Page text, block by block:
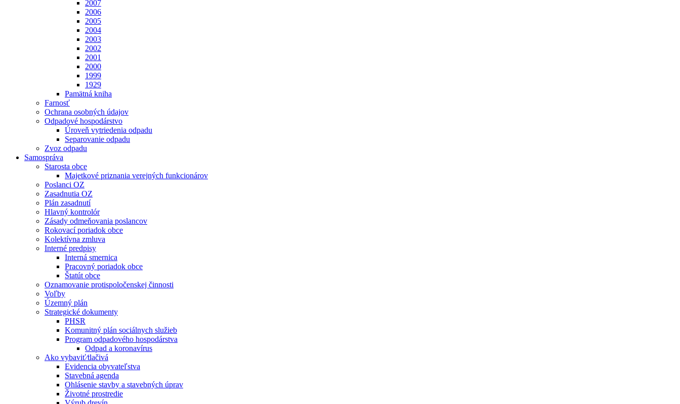
2007
2006
2005
2004
2003
2002
2001
2000
1999
1929
Pamätná kniha
Farnosť
Ochrana osobných údajov
Odpadové hospodárstvo
Úroveň vytriedenia odpadu
Separovanie odpadu
Zvoz odpadu
Samospráva
Starosta obce
Majetkové priznania verejných funkcionárov
Poslanci OZ
Zasadnutia OZ
Plán zasadnutí
Hlavný kontrolór
Zásady odmeňovania poslancov
Rokovací poriadok obce
Kolektívna zmluva
Interné predpisy
Interná smernica
Pracovný poriadok obce
Štatút obce
Oznamovanie protispoločenskej činnosti
Voľby
Územný plán
Strategické dokumenty
PHSR
Komunitný plán sociálnych služieb
Program odpadového hospodárstva
Odpad a koronavírus
Ako vybaviť⁄tlačivá
Evidencia obyvateľstva
Stavebná agenda
Ohlásenie stavby a stavebných úprav
Životné prostredie